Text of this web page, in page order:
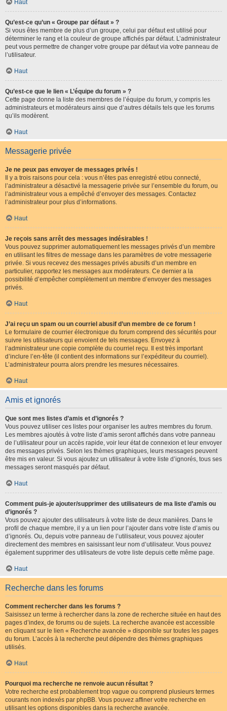
Haut
Qu’est-ce qu’un « Groupe par défaut » ?
Si vous êtes membre de plus d’un groupe, celui par défaut est utilisé pour
déterminer le rang et la couleur de groupe affichés par défaut. L’administrateur
peut vous permettre de changer votre groupe par défaut via votre panneau de
l’utilisateur.
Haut
Qu’est-ce que le lien « L’équipe du forum » ?
Cette page donne la liste des membres de l’équipe du forum, y compris les
administrateurs et modérateurs ainsi que d’autres détails tels que les forums
qu’ils modèrent.
Haut
Messagerie privée
Je ne peux pas envoyer de messages privés !
Il y a trois raisons pour cela : vous n’êtes pas enregistré et/ou connecté,
l’administrateur a désactivé la messagerie privée sur l’ensemble du forum, ou
l’administrateur vous a empêché d’envoyer des messages. Contactez
l’administrateur pour plus d’informations.
Haut
Je reçois sans arrêt des messages indésirables !
Vous pouvez supprimer automatiquement les messages privés d’un membre
en utilisant les filtres de message dans les paramètres de votre messagerie
privée. Si vous recevez des messages privés abusifs d’un membre en
particulier, rapportez les messages aux modérateurs. Ce dernier a la
possibilité d’empêcher complètement un membre d’envoyer des messages
privés.
Haut
J’ai reçu un spam ou un courriel abusif d’un membre de ce forum !
Le formulaire de courrier électronique du forum comprend des sécurités pour
suivre les utilisateurs qui envoient de tels messages. Envoyez à
l’administrateur une copie complète du courriel reçu. Il est très important
d’inclure l’en-tête (il contient des informations sur l’expéditeur du courriel).
L’administrateur pourra alors prendre les mesures nécessaires.
Haut
Amis et ignorés
Que sont mes listes d’amis et d’ignorés ?
Vous pouvez utiliser ces listes pour organiser les autres membres du forum.
Les membres ajoutés à votre liste d’amis seront affichés dans votre panneau
de l’utilisateur pour un accès rapide, voir leur état de connexion et leur envoyer
des messages privés. Selon les thèmes graphiques, leurs messages peuvent
être mis en valeur. Si vous ajoutez un utilisateur à votre liste d’ignorés, tous ses
messages seront masqués par défaut.
Haut
Comment puis-je ajouter/supprimer des utilisateurs de ma liste d’amis ou
d’ignorés ?
Vous pouvez ajouter des utilisateurs à votre liste de deux manières. Dans le
profil de chaque membre, il y a un lien pour l’ajouter dans votre liste d’amis ou
d’ignorés. Ou, depuis votre panneau de l’utilisateur, vous pouvez ajouter
directement des membres en saisissant leur nom d’utilisateur. Vous pouvez
également supprimer des utilisateurs de votre liste depuis cette même page.
Haut
Recherche dans les forums
Comment rechercher dans les forums ?
Saisissez un terme à rechercher dans la zone de recherche située en haut des
pages d’index, de forums ou de sujets. La recherche avancée est accessible
en cliquant sur le lien « Recherche avancée » disponible sur toutes les pages
du forum. L’accès à la recherche peut dépendre des thèmes graphiques
utilisés.
Haut
Pourquoi ma recherche ne renvoie aucun résultat ?
Votre recherche est probablement trop vague ou comprend plusieurs termes
courants non indexés par phpBB. Vous pouvez affiner votre recherche en
utilisant les options disponibles dans la recherche avancée.